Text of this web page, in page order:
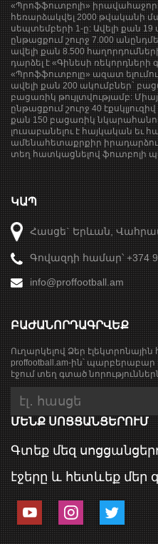
«Պրոֆֆուտբոլի»
հեռարձակվել 2000 թվականի
սեպտեմբերի 1-ը: Ավելի քան 19
ընթացքում շուրջ 7.000
ավելի քան 8.500
դարձել է «Գինեսի ռեկորդների
«Պրոֆֆուտբոլը» ազատ
ավելի քան 200 ակումբներ`
բացառիկ թույլտվությամբ:
ընթացքում շուրջ 40
քան 150 բացառիկ
լուսաբանելու է հայկական եւ
ամենահետաքրքիր
տեղ հատկացնելով ֆուտբոլի
ԿԱՊ
Հասցե` Երևան,
Գովազդի համար՝ +374
info@proffootball.am
ԲԱԺԱՆՈՐԴԱԳՐՎԵՔ
Ուղարկելով Ձեր
proffootball.am-ին՝
էջում տեղ գտած
ՄԵՆՔ ՍՈՑՑԱՆՑԵՐՈՒՄ
Գտեք մեզ
էջերը և հետևեք մեր